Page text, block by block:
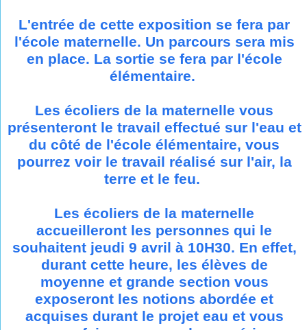
L'entrée de cette exposition se fera par
l'école maternelle. Un parcours sera mis
en place. La sortie se fera par l'école
élémentaire.
Les écoliers de la maternelle vous
présenteront le travail effectué sur l'eau et
du côté de l'école élémentaire, vous
pourrez voir le travail réalisé sur l'air, la
terre et le feu.
Les écoliers de la maternelle
accueilleront les personnes qui le
souhaitent jeudi 9 avril à 10H30. En effet,
durant cette heure, les élèves de
moyenne et grande section vous
exposeront les notions abordée et
acquises durant le projet eau et vous